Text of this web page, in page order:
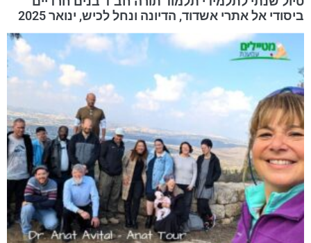
ביסודי אל אתרי אשדוד, הדיונה ונחל לכיש, ינואר 2025